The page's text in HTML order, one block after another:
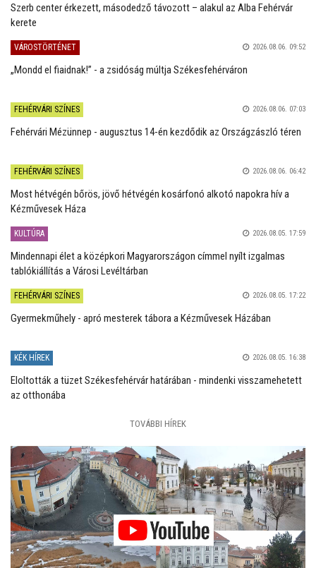
Szerb center érkezett, másodedző távozott – alakul az Alba Fehérvár
kerete
VÁROSTÖRTÉNET 2026.08.06. 09:52
„Mondd el fiaidnak!” - a zsidóság múltja Székesfehérváron
FEHÉRVÁRI SZÍNES 2026.08.06. 07:03
Fehérvári Mézünnep - augusztus 14-én kezdődik az Országzászló téren
FEHÉRVÁRI SZÍNES 2026.08.06. 06:42
Most hétvégén bőrös, jövő hétvégén kosárfonó alkotó napokra hív a
Kézművesek Háza
KULTÚRA 2026.08.05. 17:59
Mindennapi élet a középkori Magyarországon címmel nyílt izgalmas
tablókiállítás a Városi Levéltárban
FEHÉRVÁRI SZÍNES 2026.08.05. 17:22
Gyermekműhely - apró mesterek tábora a Kézművesek Házában
KÉK HÍREK 2026.08.05. 16:38
Eloltották a tüzet Székesfehérvár határában - mindenki visszamehetett
az otthonába
TOVÁBBI HÍREK